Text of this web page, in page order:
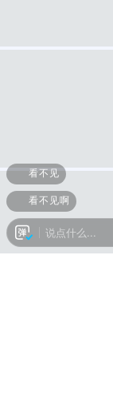
看不见
看不见啊
说点什么...